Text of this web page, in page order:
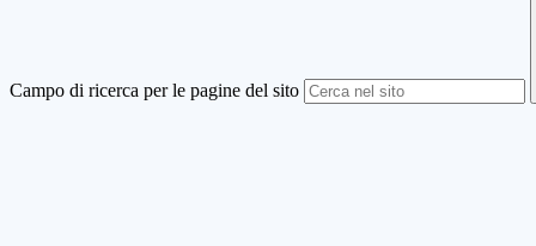
Campo di ricerca per le pagine del sito